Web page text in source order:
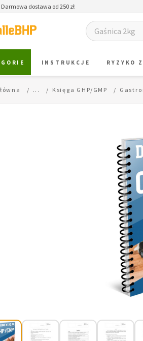
Darmowa dostawa od 250 zł
INSTRUKCJE RYZYKO
... Księga GHP/GMP